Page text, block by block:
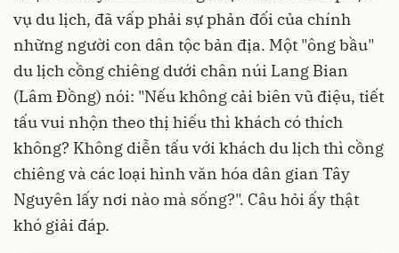
vụ du lịch, đã vấp phải sự phản đối của chính
những người con dân tộc bản địa. Một "ông bầu"
du lịch cồng chiêng dưới chân núi Lang Bian
(Lâm Ðồng) nói: "Nếu không cải biên vũ điệu, tiết
tấu vui nhộn theo thị hiếu thì khách có thích
không? Không diễn tấu với khách du lịch thì cồng
chiêng và các loại hình văn hóa dân gian Tây
Nguyên lấy nơi nào mà sống?". Câu hỏi ấy thật
khó giải đáp.